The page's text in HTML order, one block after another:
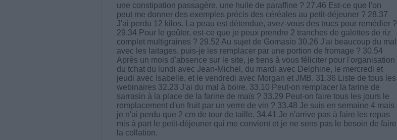
une constipation passagère, une huile de paraffine ? 27.46 Est-ce que l'on
peut me donner des exemples précis des céréales au petit-déjeuner ? 28.37
J'ai perdu 12 kilos. La peau est détendue, avez-vous des trucs pour remédier ?
29.34 Pour le goûter, est-ce que je peux prendre 2 tranches de galettes de riz
complet multigraines ? 29.52 Au sujet de Gomasio 30.26 J'ai beaucoup du mal
avec les laitages, puis-je les remplacer par une portion de fromage ? 30.54
Après un mois d'absence sur le site, je tiens à vous féliciter pour l'organisation
du tchat du lundi avec Jean-Michel, du mardi avec Delphine, le mercredi et
jeudi avec Isabelle, et le vendredi avec Morgan et JMB. 31.36 Liste de tous les
webinaires 32.23 J'ai du mal à boire. 33.10 Peut-on remplacer la farine de
sarrasin à la place de la farine de maïs ? 33.29 Peut-on faire tous les jours le
remplacement d'un fruit par un verre de vin ? 33.48 Je suis en semaine 4 mais
je n'ai perdu que 2 cm de tour de taille. 34.41 Je n'arrive pas à faire les repas
mis à part le petit-déjeuner qui me convient et je ne sens pas le besoin de faire
la collation.